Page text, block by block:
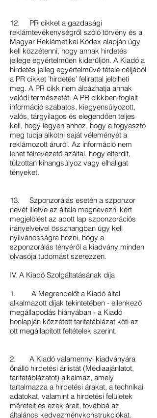
12. PR cikket a gazdasági
reklámtevékenységről szóló törvény és a
Magyar Reklámetikai Kódex alapján úgy
kell közzétenni, hogy annak hirdetés
jellege egyértelműen kiderüljön. A Kiadó a
hirdetés jelleg egyértelművé tétele céljából
a PR cikket ’hirdetés’ felirattal jelölheti
meg. A PR cikk nem álcázhatja annak
valódi természetét. A PR cikkben foglalt
információ szabatos, kiegyensúlyozott,
valós, tárgyilagos és elegendően teljes
kell, hogy legyen ahhoz, hogy a fogyasztó
meg tudja alkotni saját véleményét a
reklámozott áruról. Az információ nem
lehet félrevezető azáltal, hogy elferdít,
túlzottan kihangsúlyoz vagy elhallgat
tényeket.
13. Szponzorálás esetén a szponzor
nevét illetve az általa megnevezni kért
megjelölést az adott lap szponzorációs
irányelveivel összhangban úgy kell
nyilvánosságra hozni, hogy a
szponzorálás tényéről a kiadvány minden
olvasója tudomást szerezzen.
IV. A Kiadó Szolgáltatásának díja
1. A Megrendelőt a Kiadó által
alkalmazott díjak tekintetében - ellenkező
megállapodás hiányában - a Kiadó
honlapján közzétett tarifatáblázat köti az
ott megállapított feltételek szerint.
2. A Kiadó valamennyi kiadványára
önálló hirdetési árlistát (Médiaajánlatot,
tarifatáblázatot) alkalmaz, amely
tartalmazza a hirdetési árakat, a technikai
adatokat, valamint a hirdetési felületek
méreteit és ezek árait, továbbá az
általános kedvezménykonstrukciókat.